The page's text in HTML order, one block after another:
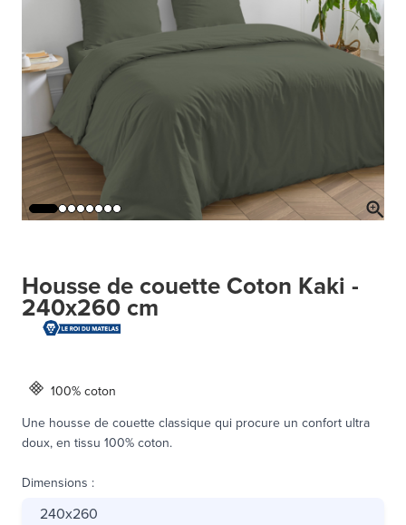
Housse de couette Coton Kaki -
240x260 cm
100% coton
Une housse de couette classique qui procure un confort ultra
doux, en tissu 100% coton.
Dimensions :
240x260